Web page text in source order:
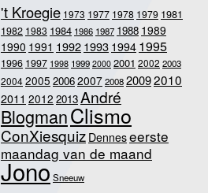
't Kroegie 1973 1977 1978 1979 1981
1982 1983 1984 1986 1987 1988 1989
1990 1991 19921993 1994 1995
1996 1997 1998 1999 2000 2001 2002 2003
20042005 20062007200820092010
2011 2012 2013André
BlogmanClismo
ConXiesquiz Denneseerste
maandag van de maand
JonoSneeuw